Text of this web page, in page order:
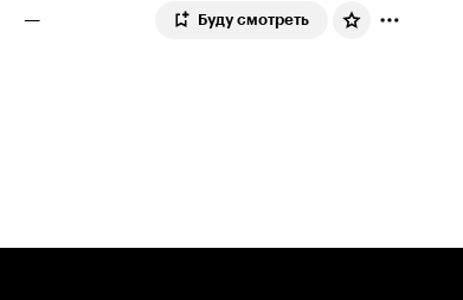
— Буду смотреть